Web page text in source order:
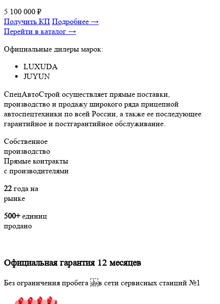
5 100 000 ₽
Получить КП Подробнее →
Перейти в каталог →
Официальные дилеры марок:
LUXUDA
JUYUN
СпецАвтоСтрой осуществляет прямые поставки,
производство и продажу широкого ряда прицепной
автоспецтехники по всей России, а также ее последующее
гарантийное и постгарантийное обслуживание.
Собственное
производство
Прямые контракты
с производителями
22 года на
рынке
500+единиц
продано
Официальная гарантия 12 месяцев
Без ограничения пробега в сети сервисных станций №1